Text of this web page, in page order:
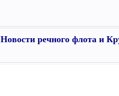
Новости речного флота и